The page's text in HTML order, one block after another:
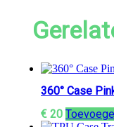
360° Case
€ 20